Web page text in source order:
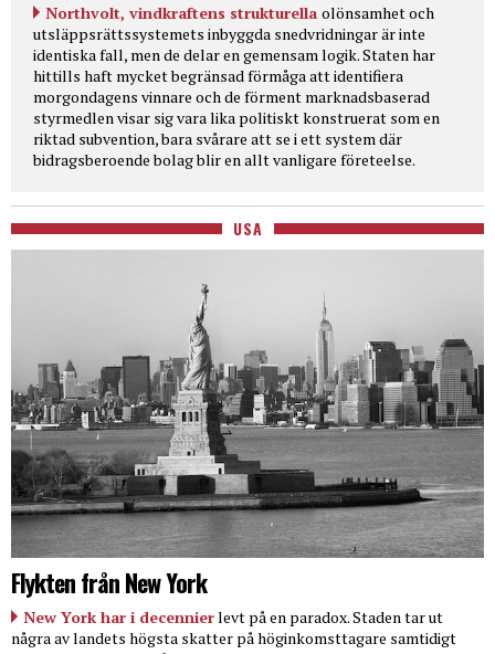
Northvolt, vindkraftens strukturella olönsamhet och
utsläppsrättssystemets inbyggda snedvridningar är inte
identiska fall, men de delar en gemensam logik. Staten har
hittills haft mycket begränsad förmåga att identifiera
morgondagens vinnare och de förment marknadsbaserad
styrmedlen visar sig vara lika politiskt konstruerat som en
riktad subvention, bara svårare att se i ett system där
bidragsberoende bolag blir en allt vanligare företeelse.
USA
Flykten från New York
New York har i decennierlevt på en paradox. Staden tar ut
några av landets högsta skatter på höginkomsttagare samtidigt